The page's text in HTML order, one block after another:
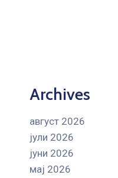
Archives
август 2026
јули 2026
јуни 2026
мај 2026